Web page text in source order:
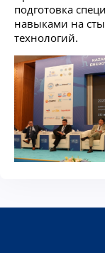
подготовка
навыками на
технологий.